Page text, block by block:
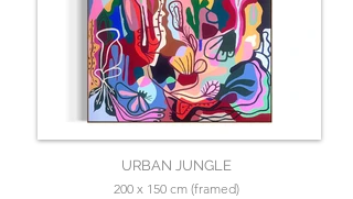
URBAN JUNGLE
200 x 150 cm (framed)